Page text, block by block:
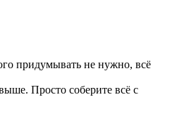
придумывать не нужно, всё
Просто соберите всё с